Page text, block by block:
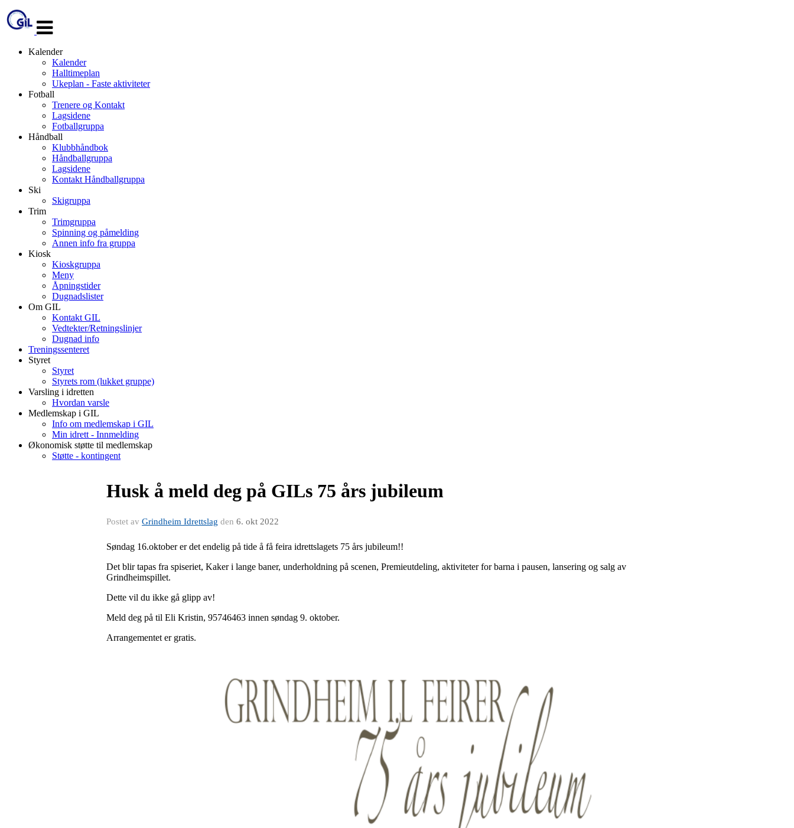
navigasjon
Kalender
Kalender
Halltimeplan
Ukeplan - Faste aktiviteter
Fotball
Trenere og Kontakt
Lagsidene
Fotballgruppa
Håndball
Klubbhåndbok
Håndballgruppa
Lagsidene
Kontakt Håndballgruppa
Ski
Skigruppa
Trim
Trimgruppa
Spinning og påmelding
Annen info fra gruppa
Kiosk
Kioskgruppa
Meny
Åpningstider
Dugnadslister
Om GIL
Kontakt GIL
Vedtekter/Retningslinjer
Dugnad info
Treningssenteret
Styret
Styret
Styrets rom (lukket gruppe)
Varsling i idretten
Hvordan varsle
Medlemskap i GIL
Info om medlemskap i GIL
Min idrett - Innmelding
Økonomisk støtte til medlemskap
Støtte - kontingent
Husk å meld deg på GILs 75 års jubileum
Postet av Grindheim Idrettslag den 6. okt 2022
Søndag 16.oktober er det endelig på tide å få feira idrettslagets 75 års jubileum!!
Det blir tapas fra spiseriet, Kaker i lange baner, underholdning på scenen, Premieutdeling, aktiviteter for barna i pausen, lansering og salg av
Grindheimspillet.
Dette vil du ikke gå glipp av!
Meld deg på til Eli Kristin, 95746463 innen søndag 9. oktober.
Arrangementet er gratis.